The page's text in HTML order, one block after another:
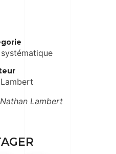
Lambert